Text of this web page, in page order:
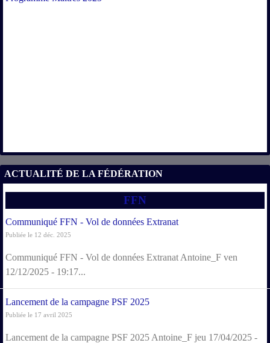
ACTUALITÉ DE LA FÉDÉRATION
FFN
Communiqué FFN - Vol de données Extranat
Publiée le 12 déc. 2025
Communiqué FFN - Vol de données Extranat Antoine_F ven
12/12/2025 - 19:17...
Lancement de la campagne PSF 2025
Publiée le 17 avril 2025
Lancement de la campagne PSF 2025 Antoine_F jeu 17/04/2025 -